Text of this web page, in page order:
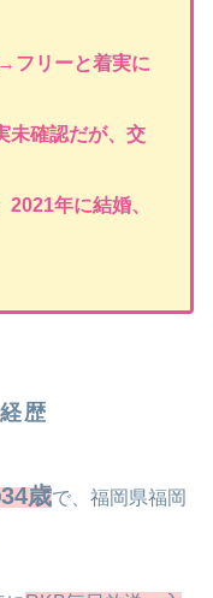
フリーと着実に
未確認だが、交
年に結婚、
歴
歳で、福岡県福岡